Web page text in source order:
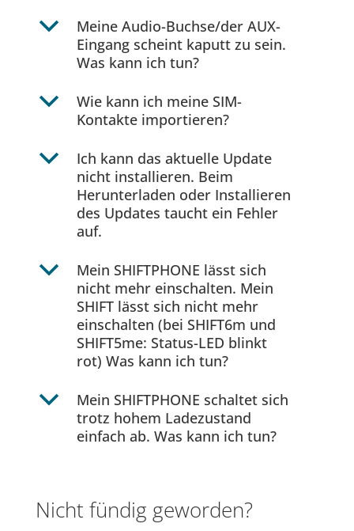
b
Meine Audio-Buchse/der AUX-
Eingang scheint kaputt zu sein.
Was kann ich tun?
b
Wie kann ich meine SIM-
Kontakte importieren?
b
Ich kann das aktuelle Update
nicht installieren. Beim
Herunterladen oder Installieren
des Updates taucht ein Fehler
auf.
b
Mein SHIFTPHONE lässt sich
nicht mehr einschalten. Mein
SHIFT lässt sich nicht mehr
einschalten (bei SHIFT6m und
SHIFT5me: Status-LED blinkt
rot) Was kann ich tun?
b
Mein SHIFTPHONE schaltet sich
trotz hohem Ladezustand
einfach ab. Was kann ich tun?
Nicht fündig geworden?